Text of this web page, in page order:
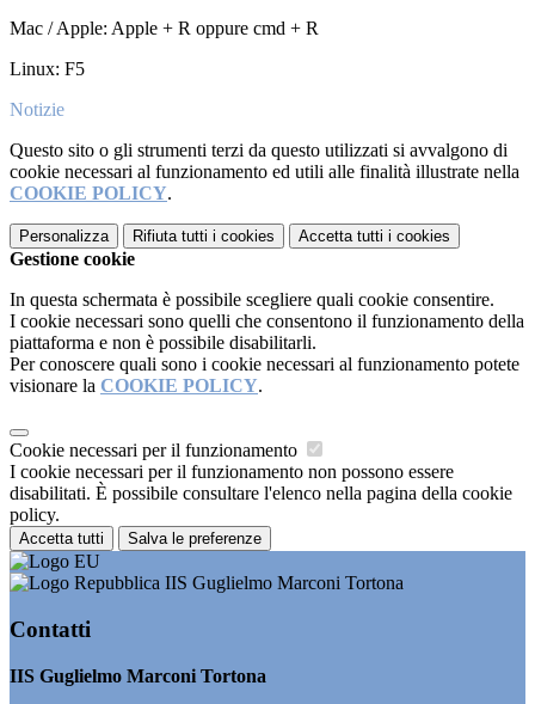
Mac / Apple: Apple + R oppure cmd + R
Linux: F5
Notizie
Questo sito o gli strumenti terzi da questo utilizzati si avvalgono di
cookie necessari al funzionamento ed utili alle finalità illustrate nella
COOKIE POLICY.
Personalizza Rifiuta tutti i cookies Accetta tutti i cookies
Gestione cookie
In questa schermata è possibile scegliere quali cookie consentire.
I cookie necessari sono quelli che consentono il funzionamento della
piattaforma e non è possibile disabilitarli.
Per conoscere quali sono i cookie necessari al funzionamento potete
visionare la COOKIE POLICY.
Cookie necessari per il funzionamento
I cookie necessari per il funzionamento non possono essere
disabilitati. È possibile consultare l'elenco nella pagina della cookie
policy.
Accetta tutti Salva le preferenze
IIS Guglielmo Marconi Tortona
Contatti
IIS Guglielmo Marconi Tortona